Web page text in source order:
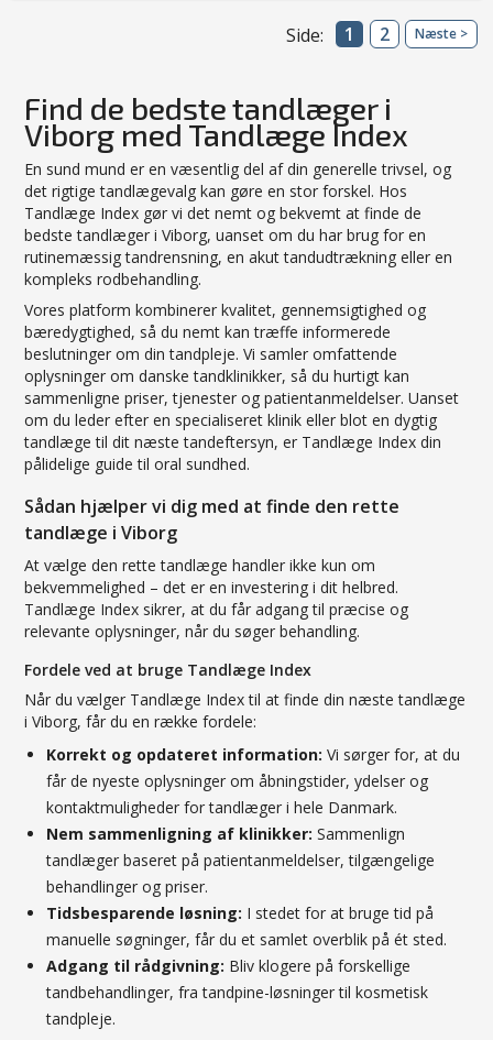
Side: 1 2 Næste >
Find de bedste tandlæger i
Viborg med Tandlæge Index
En sund mund er en væsentlig del af din generelle trivsel, og
det rigtige tandlægevalg kan gøre en stor forskel. Hos
Tandlæge Index gør vi det nemt og bekvemt at finde de
bedste tandlæger i Viborg, uanset om du har brug for en
rutinemæssig tandrensning, en akut tandudtrækning eller en
kompleks rodbehandling.
Vores platform kombinerer kvalitet, gennemsigtighed og
bæredygtighed, så du nemt kan træffe informerede
beslutninger om din tandpleje. Vi samler omfattende
oplysninger om danske tandklinikker, så du hurtigt kan
sammenligne priser, tjenester og patientanmeldelser. Uanset
om du leder efter en specialiseret klinik eller blot en dygtig
tandlæge til dit næste tandeftersyn, er Tandlæge Index din
pålidelige guide til oral sundhed.
Sådan hjælper vi dig med at finde den rette
tandlæge i Viborg
At vælge den rette tandlæge handler ikke kun om
bekvemmelighed – det er en investering i dit helbred.
Tandlæge Index sikrer, at du får adgang til præcise og
relevante oplysninger, når du søger behandling.
Fordele ved at bruge Tandlæge Index
Når du vælger Tandlæge Index til at finde din næste tandlæge
i Viborg, får du en række fordele:
Korrekt og opdateret information: Vi sørger for, at du
får de nyeste oplysninger om åbningstider, ydelser og
kontaktmuligheder for tandlæger i hele Danmark.
Nem sammenligning af klinikker: Sammenlign
tandlæger baseret på patientanmeldelser, tilgængelige
behandlinger og priser.
Tidsbesparende løsning: I stedet for at bruge tid på
manuelle søgninger, får du et samlet overblik på ét sted.
Adgang til rådgivning: Bliv klogere på forskellige
tandbehandlinger, fra tandpine-løsninger til kosmetisk
tandpleje.